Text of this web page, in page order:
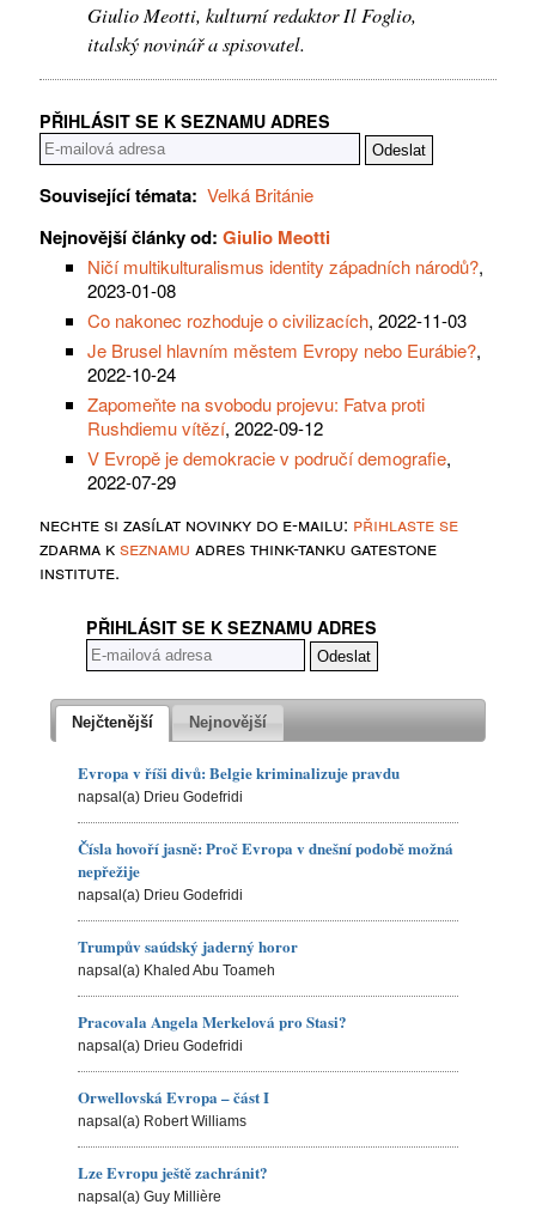
Giulio Meotti, kulturní redaktor Il Foglio,
italský novinář a spisovatel.
PŘIHLÁSIT SE K SEZNAMU ADRES
Související témata: Velká Británie
Nejnovější články od: Giulio Meotti
Ničí multikulturalismus identity západních národů?,
2023-01-08
Co nakonec rozhoduje o civilizacích, 2022-11-03
Je Brusel hlavním městem Evropy nebo Eurábie?,
2022-10-24
Zapomeňte na svobodu projevu: Fatva proti
Rushdiemu vítězí, 2022-09-12
V Evropě je demokracie v područí demografie,
2022-07-29
nechte si zasílat novinky do e-mailu: přihlaste se
zdarma kseznamu adres think-tanku gatestone
institute.
PŘIHLÁSIT SE K SEZNAMU ADRES
Nejčtenější Nejnovější
Evropa v říši divů: Belgie kriminalizuje pravdu
napsal(a) Drieu Godefridi
Čísla hovoří jasně: Proč Evropa v dnešní podobě možná
nepřežije
napsal(a) Drieu Godefridi
Trumpův saúdský jaderný horor
napsal(a) Khaled Abu Toameh
Pracovala Angela Merkelová pro Stasi?
napsal(a) Drieu Godefridi
Orwellovská Evropa – část I
napsal(a) Robert Williams
Lze Evropu ještě zachránit?
napsal(a) Guy Millière